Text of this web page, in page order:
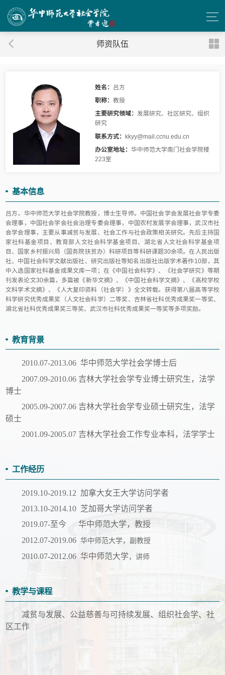
师资队伍
姓名： 吕方
职称： 教授
主要研究领域： 发展研究、社区研究、组织
研究
联系方式： kkyy@mail.ccnu.edu.cn
办公室地址： 华中师范大学南门社会学院楼
223室
基本信息
吕方，华中师范大学社会学院教授，博士生导师。中国社会学会发展社会学专委
会理事，中国社会学会社会治理专委会理事，中国农村发展学会理事，武汉市社
会学会理事，主要从事减贫与发展、社会工作与社会政策相关研究。先后主持国
家社科基金项目、教育部人文社会科学基金项目、湖北省人文社会科学基金项
目、国家乡村振兴局（国务院扶贫办）科研项目等科研课题30余项。在人民出版
社、中国社会科学文献出版社、研究出版社等知名出版社出版学术著作10部，其
中入选国家社科基金成果文库一项；在《中国社会科学》、《社会学研究》等期
刊发表论文30余篇，多篇被《新华文摘》、《中国社会科学文摘》、《高校学校
文科学术文摘》、《人大复印资料（社会学）》全文转载。获得第八届高等学校
科学研究优秀成果奖（人文社会科学）二等奖、吉林省社科优秀成果奖一等奖、
湖北省社科优秀成果奖三等奖、武汉市社科优秀成果奖一等奖等多项奖励。
教育背景
2010.07-2013.06 华中师范大学社会学博士后
2007.09-2010.06 吉林大学社会学专业博士研究生 ，法学
博士
2005.09-2007.06 吉林大学社会学专业硕士研究生 ，法学
硕士
2001.09-2005.07 吉林大学社会工作专业本科，法学学士
工作经历
2019.10-2019.12加拿大女王大学访问学者
2013.10-2014.10 芝加哥大学访问学者
2019.07-至今华中师范大学，教授
2012.07-2019.06 华中师范大学，副教授
2010.07-2012.06 华中师范大学 ，讲师
教学与课程
减贫与发展、公益慈善与可持续发展、组织社会学、社
区工作